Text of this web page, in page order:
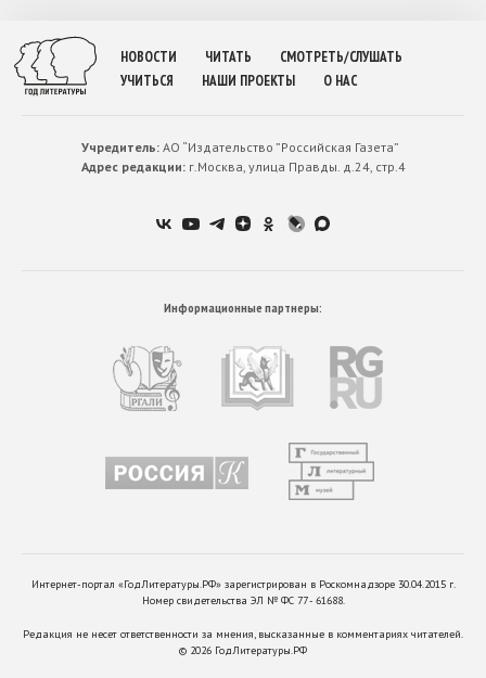
НОВОСТИ ЧИТАТЬ
СМОТРЕТЬ/СЛУШАТЬ
УЧИТЬСЯ
НАШИ ПРОЕКТЫ О НАС
Учредитель:АО “Издательство ”Российская Газета”
Адрес редакции:г.Москва, улица Правды. д.24, стр.4
Информационные партнеры:
Интернет-портал «ГодЛитературы.РФ» зарегистрирован в Роскомнадзоре 30.04.2015 г.
Номер свидетельства ЭЛ № ФС 77 - 61688.
Редакция не несет ответственности за мнения, высказанные в комментариях читателей.
© 2026 ГодЛитературы.РФ